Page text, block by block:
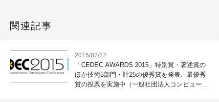
関連記事
2015/07/22
「CEDEC AWARDS 2015」特別賞・著述賞の
ほか技術5部門・計25の優秀賞を発表、最優秀
賞の投票を実施中（一般社団法人コンピュータ